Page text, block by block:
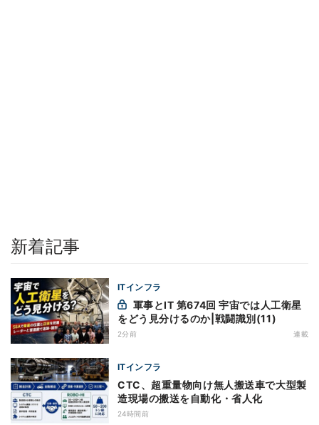
新着記事
ITインフラ
をどう見分けるのか|戦闘識別(11)
2分前 連載
ITインフラ
CTC、超重量物向け無人搬送車で大型製
造現場の搬送を自動化・省人化
24時間前